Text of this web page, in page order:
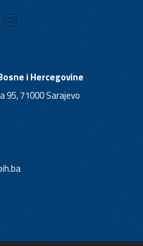
i Hercegovine
95, 71000 Sarajevo